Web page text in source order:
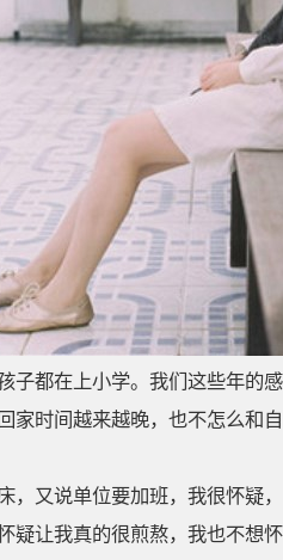
子都在上小学。我们这些年的
家时间越来越晚，也不怎么和
，又说单位要加班，我很怀疑
疑让我真的很煎熬，我也不想